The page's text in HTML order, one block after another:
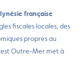
française
fiscales locales, des
propres au
Outre-Mer met à